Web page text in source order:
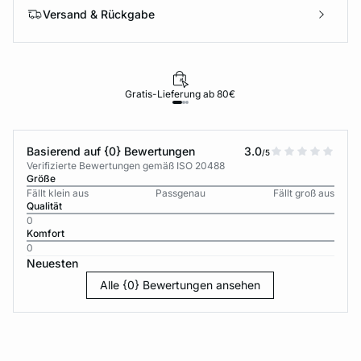
Versand & Rückgabe
Gratis-Lieferung ab 80€
Basierend auf {0} Bewertungen 3.0/5
Verifizierte Bewertungen gemäß ISO 20488
Größe
Fällt klein aus
Passgenau
Fällt groß aus
Qualität
0
Komfort
0
Neuesten
Alle {0} Bewertungen ansehen